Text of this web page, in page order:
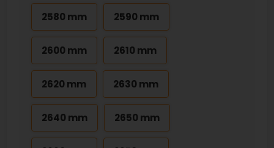
2580 mm 2590 mm
2600 mm 2610 mm
2620 mm 2630 mm
2640 mm 2650 mm